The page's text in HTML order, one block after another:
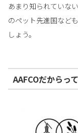
あまり知られていな
のペット先進国など
しょう。
AAFCOだからっ